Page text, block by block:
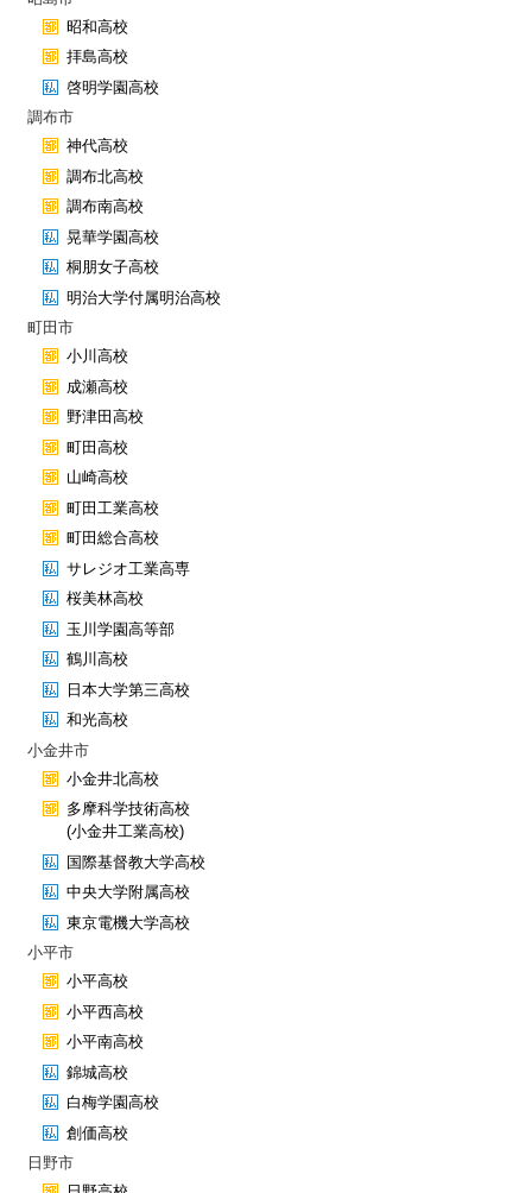
昭和高校
拝島高校
啓明学園高校
調布市
神代高校
調布北高校
調布南高校
晃華学園高校
桐朋女子高校
明治大学付属明治高校
町田市
小川高校
成瀬高校
野津田高校
町田高校
山崎高校
町田工業高校
町田総合高校
サレジオ工業高専
桜美林高校
玉川学園高等部
鶴川高校
日本大学第三高校
和光高校
小金井市
小金井北高校
多摩科学技術高校
(小金井工業高校)
国際基督教大学高校
中央大学附属高校
東京電機大学高校
小平市
小平高校
小平西高校
小平南高校
錦城高校
白梅学園高校
創価高校
日野市